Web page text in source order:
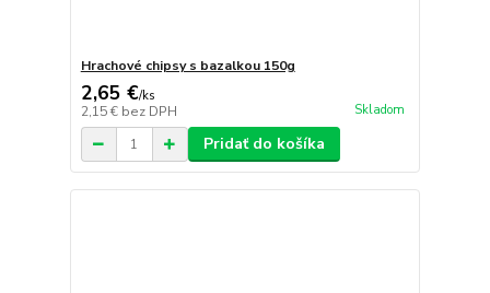
Hrachové chipsy s bazalkou 150g
2,65 €/ks
2,15 € bez DPH Skladom
Pridať do košíka